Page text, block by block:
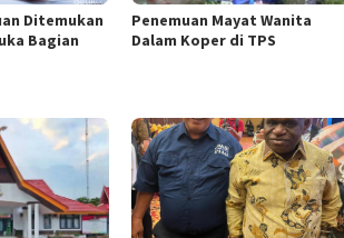
Ditemukan
Bagian
Penemuan Mayat Wanita
Dalam Koper di TPS